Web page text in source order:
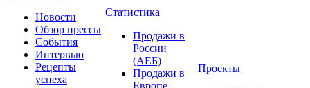
Новости
Обзор прессы
События
Интервью
Рецепты
успеха
Статистика
Продажи в
России
(АЕБ)
Продажи в
Европе
Проекты